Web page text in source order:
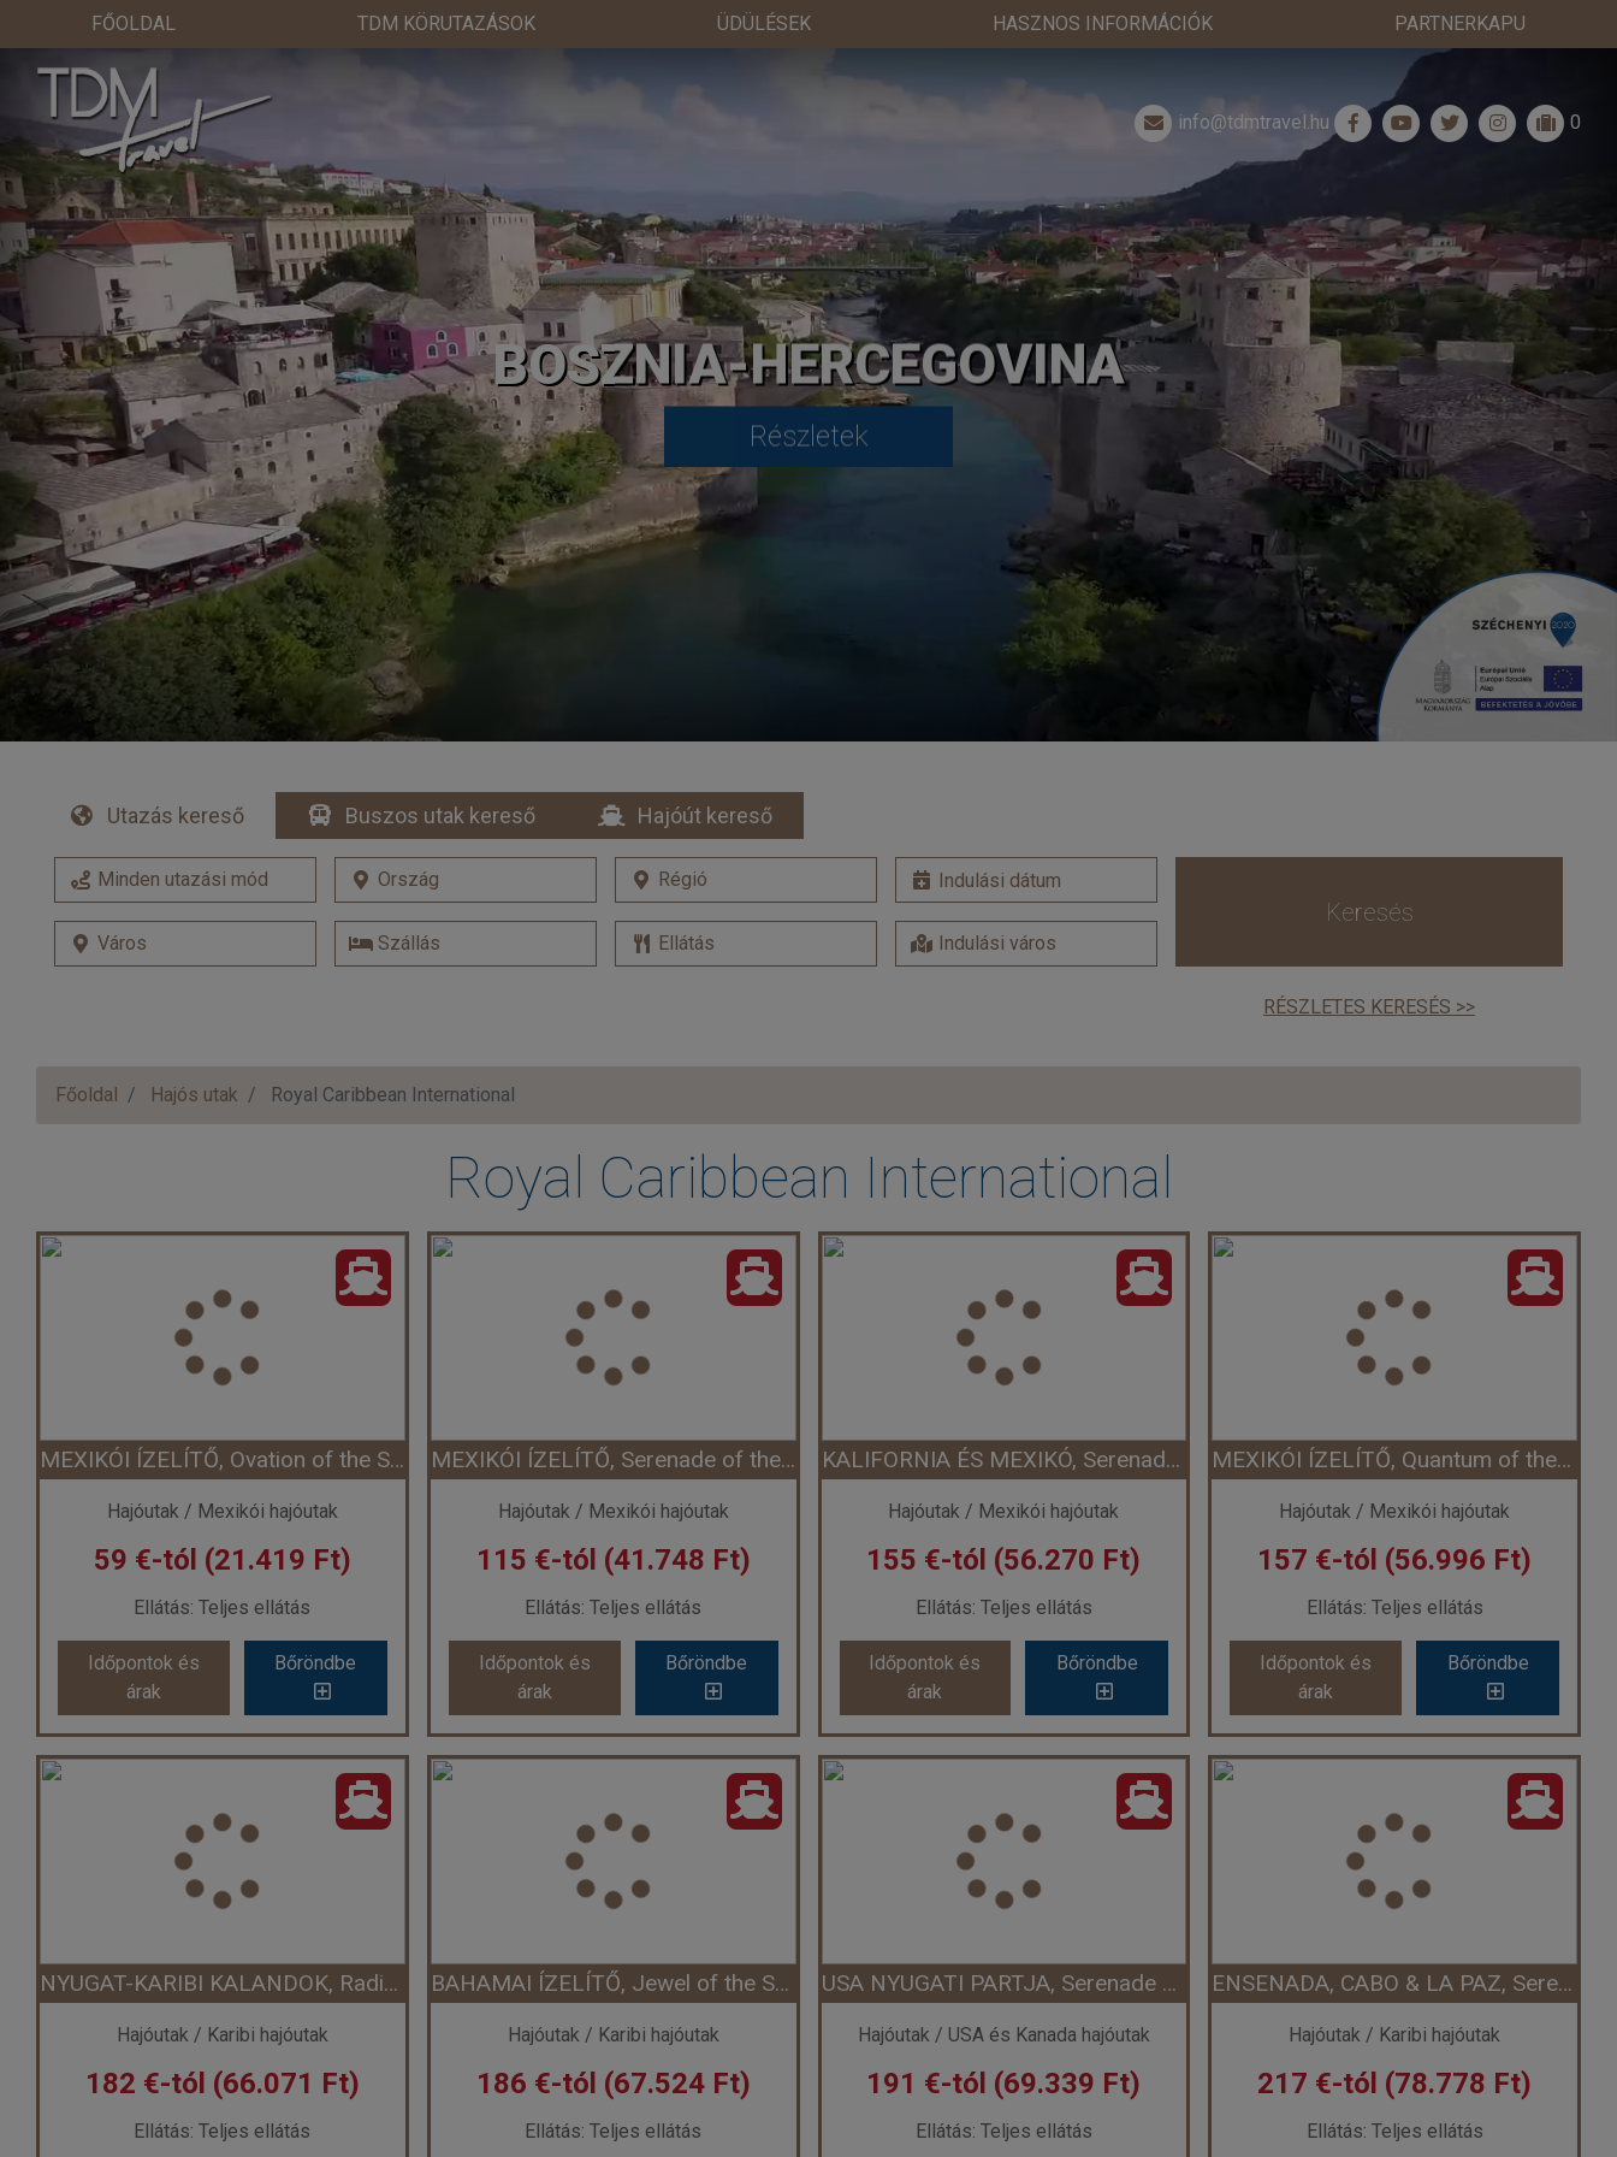
FŐOLDAL TDM KÖRUTAZÁSOK ÜDÜLÉSEK HASZNOS INFORMÁCIÓK PARTNERKAPU
info@tdmtravel.hu 0
BOSZNIA-HERCEGOVINA
Részletek
Utazás kereső Buszos utak kereső Hajóút kereső
Keresés
RÉSZLETES KERESÉS >>
Főoldal Hajós utak Royal Caribbean International
Royal Caribbean International
MEXIKÓI ÍZELÍTŐ, Ovation of the Seas
Hajóutak / Mexikói hajóutak
59 €-tól (21.419 Ft)
Ellátás: Teljes ellátás
Időpontok és
árak
Bőröndbe
MEXIKÓI ÍZELÍTŐ, Ovation of the Seas
Ország:Hajóutak
Mexikói hajóutak
Utazás módja:
Ellátás:Teljes ellátás
Szálláskategória:Hajó kabin
már 59 €-tól (21.419 Ft)
MEXIKÓI ÍZELÍTŐ, Serenade of the Seas
Hajóutak / Mexikói hajóutak
115 €-tól (41.748 Ft)
Ellátás: Teljes ellátás
Időpontok és
árak
Bőröndbe
MEXIKÓI ÍZELÍTŐ, Serenade of the Seas
Ország:Hajóutak
Mexikói hajóutak
Utazás módja:
Ellátás:Teljes ellátás
Szálláskategória:Hajó kabin
már 115 €-tól (41.748 Ft)
KALIFORNIA ÉS MEXIKÓ, Serenade of the Seas
Hajóutak / Mexikói hajóutak
155 €-tól (56.270 Ft)
Ellátás: Teljes ellátás
Időpontok és
árak
Bőröndbe
KALIFORNIA ÉS MEXIKÓ, Serenade of the Seas
Ország:Hajóutak
Mexikói hajóutak
Utazás módja:
Ellátás:Teljes ellátás
Szálláskategória:Hajó kabin
már 155 €-tól (56.270 Ft)
MEXIKÓI ÍZELÍTŐ, Quantum of the Seas
Hajóutak / Mexikói hajóutak
157 €-tól (56.996 Ft)
Ellátás: Teljes ellátás
Időpontok és
árak
Bőröndbe
MEXIKÓI ÍZELÍTŐ, Quantum of the Seas
Ország:Hajóutak
Mexikói hajóutak
Utazás módja:
Ellátás:Teljes ellátás
Szálláskategória:Hajó kabin
már 157 €-tól (56.996 Ft)
NYUGAT-KARIBI KALANDOK, Radiance of the Seas
Hajóutak / Karibi hajóutak
182 €-tól (66.071 Ft)
Ellátás: Teljes ellátás
BAHAMAI ÍZELÍTŐ, Jewel of the Seas
Hajóutak / Karibi hajóutak
186 €-tól (67.524 Ft)
Ellátás: Teljes ellátás
USA NYUGATI PARTJA, Serenade of the Seas
Hajóutak / USA és Kanada hajóutak
191 €-tól (69.339 Ft)
Ellátás: Teljes ellátás
ENSENADA, CABO & LA PAZ, Serenade of the Seas
Hajóutak / Karibi hajóutak
217 €-tól (78.778 Ft)
Ellátás: Teljes ellátás